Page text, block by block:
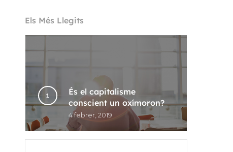
Els Més Llegits
És el capitalisme
conscient un oxímoron?
4 febrer, 2019